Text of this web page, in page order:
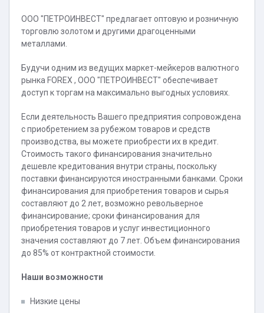
ООО "ПЕТРОИНВЕСТ" предлагает оптовую и розничную
торговлю золотом и другими драгоценными
металлами.
Будучи одним из ведущих маркет-мейкеров валютного
рынка FOREX , ООО "ПЕТРОИНВЕСТ" обеспечивает
доступ к торгам на максимально выгодных условиях.
Если деятельность Вашего предприятия сопровождена
с приобретением за рубежом товаров и средств
производства, вы можете приобрести их в кредит.
Стоимость такого финансирования значительно
дешевле кредитования внутри страны, поскольку
поставки финансируются иностранными банками. Сроки
финансирования для приобретения товаров и сырья
составляют до 2 лет, возможно револьверное
финансирование; сроки финансирования для
приобретения товаров и услуг инвестиционного
значения составляют до 7 лет. Объем финансирования
до 85% от контрактной стоимости.
Наши возможности
Низкие цены